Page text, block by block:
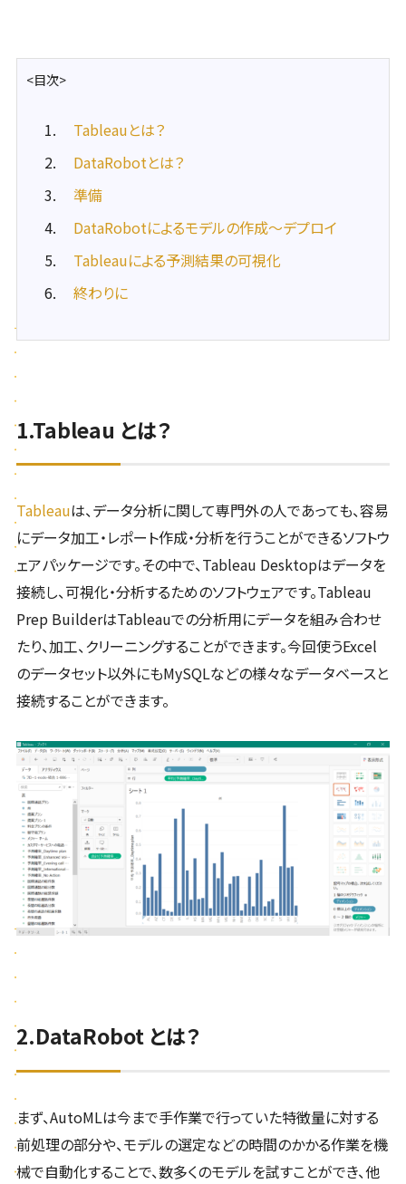
<目次>
Tableauとは？
DataRobotとは？
準備
DataRobotによるモデルの作成～デプロイ
Tableauによる予測結果の可視化
終わりに
1.Tableau とは？
Tableauは、データ分析に関して専門外の人であっても、容易
にデータ加工・レポート作成・分析を行うことができるソフトウ
ェアパッケージです。その中で、Tableau Desktopはデータを
接続し、可視化・分析するためのソフトウェアです。Tableau
Prep BuilderはTableauでの分析用にデータを組み合わせ
たり、加工、クリーニングすることができます。今回使うExcel
のデータセット以外にもMySQLなどの様々なデータベースと
接続することができます。
2.DataRobot とは？
まず、AutoMLは今まで手作業で行っていた特徴量に対する
前処理の部分や、モデルの選定などの時間のかかる作業を機
械で自動化することで、数多くのモデルを試すことができ、他